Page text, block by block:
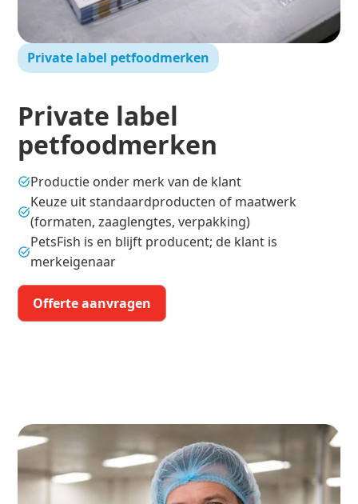
Private label petfoodmerken
Private label
petfoodmerken
Productie onder merk van de klant
Keuze uit standaardproducten of maatwerk
(formaten, zaaglengtes, verpakking)
PetsFish is en blijft producent; de klant is
merkeigenaar
Offerte aanvragen